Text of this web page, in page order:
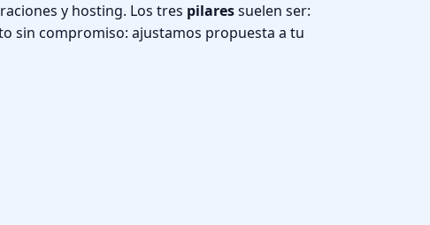
y hosting. Los tres pilaressuelen ser:
sin compromiso: ajustamos propuesta a tu